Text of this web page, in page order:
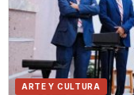
ARTE Y CULTURA